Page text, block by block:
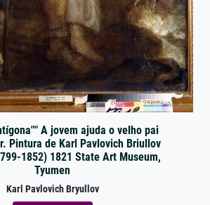
A jovem ajuda o velho pai
Pintura de Karl Pavlovich Briullov
1852) 1821 State Art Museum,
Tyumen
Karl Pavlovich Bryullov